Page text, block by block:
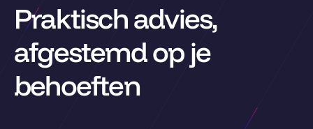
Praktisch advies,
afgestemd op je
behoeften